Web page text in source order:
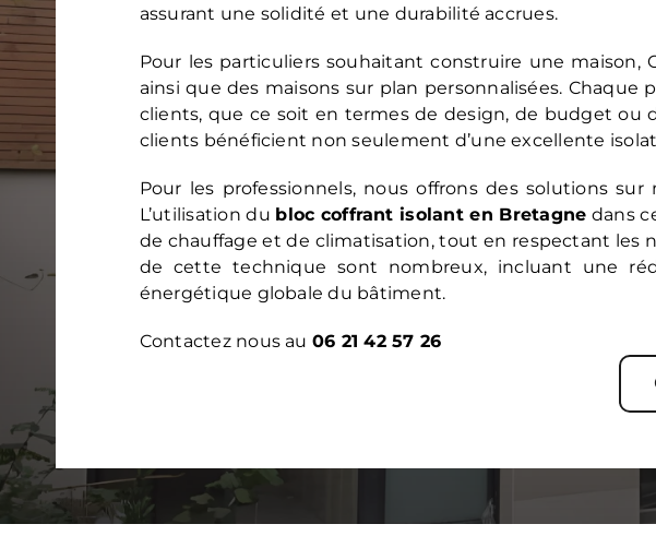
assurant une solidité et une durabilité accrues.
Pour les particuliers souhaitant construire une maison,
ainsi que des maisons sur plan personnalisées.
clients, que ce soit en termes de design, de budget ou
clients bénéficient non seulement d’une excellente
Pour les professionnels, nous offrons des solutions
L’utilisation du bloc coffrant isolant en Bretagne dans
de chauffage et de climatisation, tout en respectant les
de cette technique sont nombreux, incluant une
énergétique globale du bâtiment.
Contactez nous au 06 21 42 57 26